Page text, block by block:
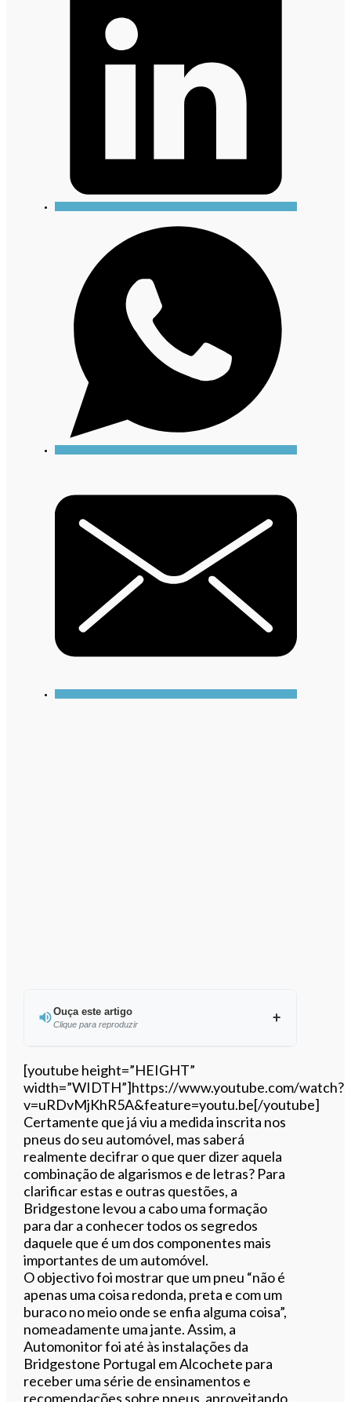
Ouça este artigo
Clique para reproduzir
Ouvir este artigo
[youtube height=”HEIGHT”
width=”WIDTH”]https://www.youtube.com/watch?
v=uRDvMjKhR5A&feature=youtu.be[/youtube]
Certamente que já viu a medida inscrita nos
pneus do seu automóvel, mas saberá
realmente decifrar o que quer dizer aquela
combinação de algarismos e de letras? Para
clarificar estas e outras questões, a
Bridgestone levou a cabo uma formação
para dar a conhecer todos os segredos
daquele que é um dos componentes mais
importantes de um automóvel.
O objectivo foi mostrar que um pneu “não é
apenas uma coisa redonda, preta e com um
buraco no meio onde se enfia alguma coisa”,
nomeadamente uma jante. Assim, a
Automonitor foi até às instalações da
Bridgestone Portugal em Alcochete para
receber uma série de ensinamentos e
recomendações sobre pneus, aproveitando